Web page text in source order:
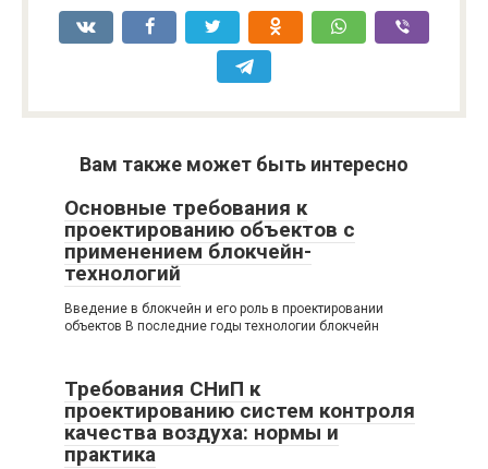
Вам также может быть интересно
Основные требования к
проектированию объектов с
применением блокчейн-
технологий
Введение в блокчейн и его роль в проектировании
объектов В последние годы технологии блокчейн
Требования СНиП к
проектированию систем контроля
качества воздуха: нормы и
практика